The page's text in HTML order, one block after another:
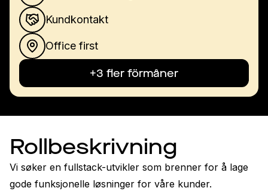
Kundkontakt
Office first
+3 fler förmåner
Rollbeskrivning
Vi søker en fullstack-utvikler som brenner for å lage
gode funksjonelle løsninger for våre kunder.